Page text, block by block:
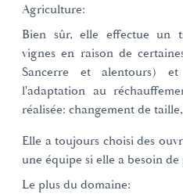
Agriculture:
Bien sûr, elle effectue un
vignes en raison de
Sancerre et alentours)
l'adaptation au
réalisée: changement de
Elle a toujours choisi des
une équipe si elle a besoin
Le plus du domaine: